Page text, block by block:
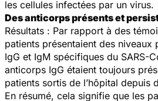
les cellules infectées par un virus.
Des anticorps présents et
Résultats : Par rapport à des
patients présentaient des niveaux
IgG et IgM spécifiques du SARS-
anticorps IgG étaient toujours
patients sortis de l’hôpital depuis
En résumé, cela signifie que les